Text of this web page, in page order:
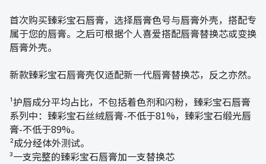
首次购买臻彩宝石唇膏，选择唇膏色号与唇膏外壳，搭配专
属于您的唇膏。之后可根据个人喜爱搭配唇膏替换芯或变换
唇膏外壳。
新款臻彩宝石唇膏壳仅适配新一代唇膏替换芯，反之亦然。
¹护唇成分平均占比，不包括着色剂和闪粉，臻彩宝石唇膏
系列中：臻彩宝石丝绒唇膏-不低于81%，臻彩宝石缎光唇
膏-不低于89%。
²成分经体外测试。
³一支完整的臻彩宝石唇膏加一支替换芯